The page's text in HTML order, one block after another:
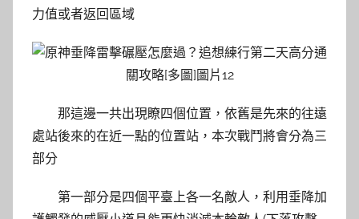
力值或者返回區域
那這邊一共出現瞭四個位置，依舊是先來的往遠
處站後來的在近一點的位置站，本次戰鬥將會分為三
部分
第一部分是四個平臺上各一名敵人，利用垂降加